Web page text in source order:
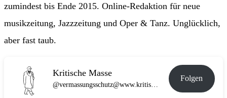
zumindest bis Ende 2015. Online-Redaktion für neue
musikzeitung, Jazzzeitung und Oper & Tanz. Unglücklich,
aber fast taub.
Kritische Masse
@vermassungsschutz@www.kritische-masse.de
Folgen